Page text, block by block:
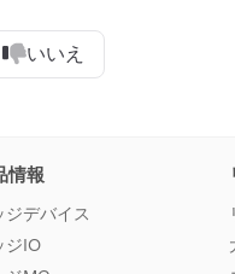
いいえ
情報
ジデバイス
ジIO